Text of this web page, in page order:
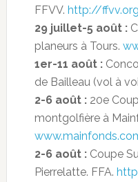
FFVV. http://ffvv.org
29 juillet-5 août :
planeurs à Tours.
1er-11 août :
de Bailleau (vol à
2-6 août :20e
montgolfière à
2-6 août :Coupe
Pierrelatte. FFA.